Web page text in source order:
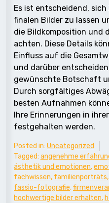
Es ist entscheidend,
finalen Bilder zu lassen
die Bildkomposition und
achten. Diese Details
Einfluss auf die
und darüber
gewünschte Botschaft
Durch sorgfältiges
besten Aufnahmen
Ihre Erinnerungen in
festgehalten werden.
Posted in: Uncategorized
Tagged: angenehme
ästhetik und emotionen,
fachwissen, familienporträts,
fassio-fotografie,
hochwertige bilder erhalten,